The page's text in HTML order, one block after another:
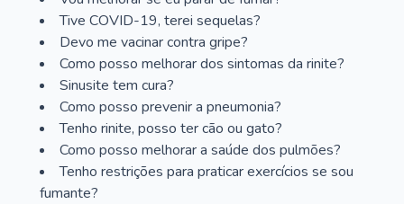
Tive COVID-19, terei sequelas?
Devo me vacinar contra gripe?
Como posso melhorar dos sintomas da rinite?
Sinusite tem cura?
Como posso prevenir a pneumonia?
Tenho rinite, posso ter cão ou gato?
Como posso melhorar a saúde dos pulmões?
Tenho restrições para praticar exercícios se sou
fumante?